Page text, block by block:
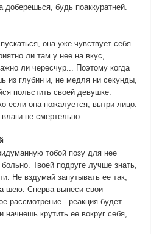
доберешься, будь поаккуратней.
она уже чувствует себя
ли там у нее на вкус,
ли чересчур... Поэтому когда
из глубин и, не медля ни секунды,
польстить своей девушке.
если она пожалуется, вытри лицо.
не смертельно.
тобой позу для нее
Твоей подруге лучше знать,
Не вздумай запутывать ее так,
шею. Сперва вынеси свои
рассмотрение - реакция будет
крутить ее вокруг себя,